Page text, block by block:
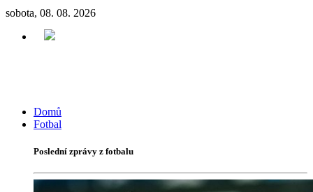
sobota, 08. 08. 2026
Domů
Fotbal
Poslední zprávy z fotbalu